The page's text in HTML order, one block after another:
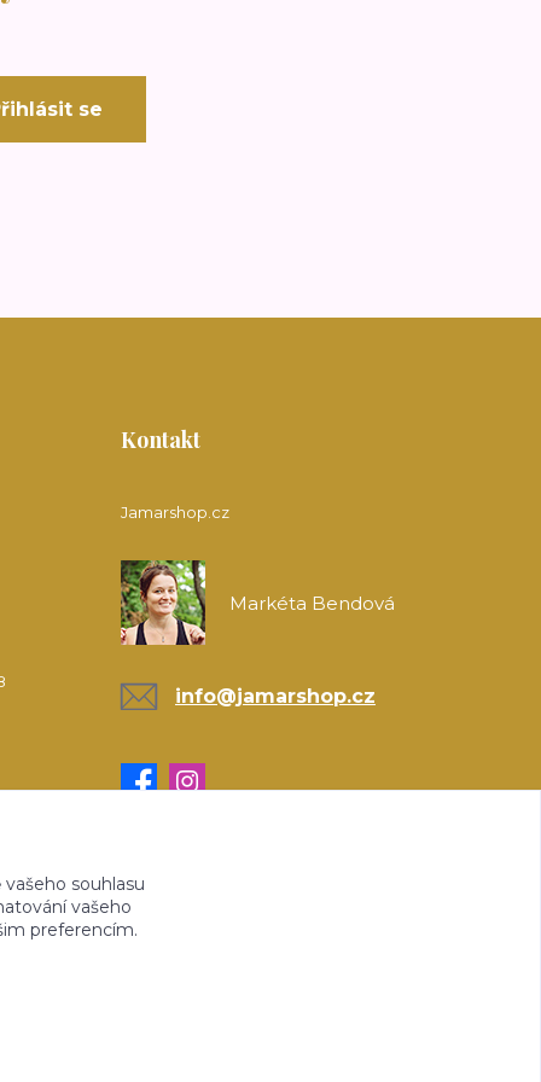
se
Kontakt
Jamarshop.cz
Markéta Bendová
info@jamarshop.cz
souhlasu
vašeho
preferencím.